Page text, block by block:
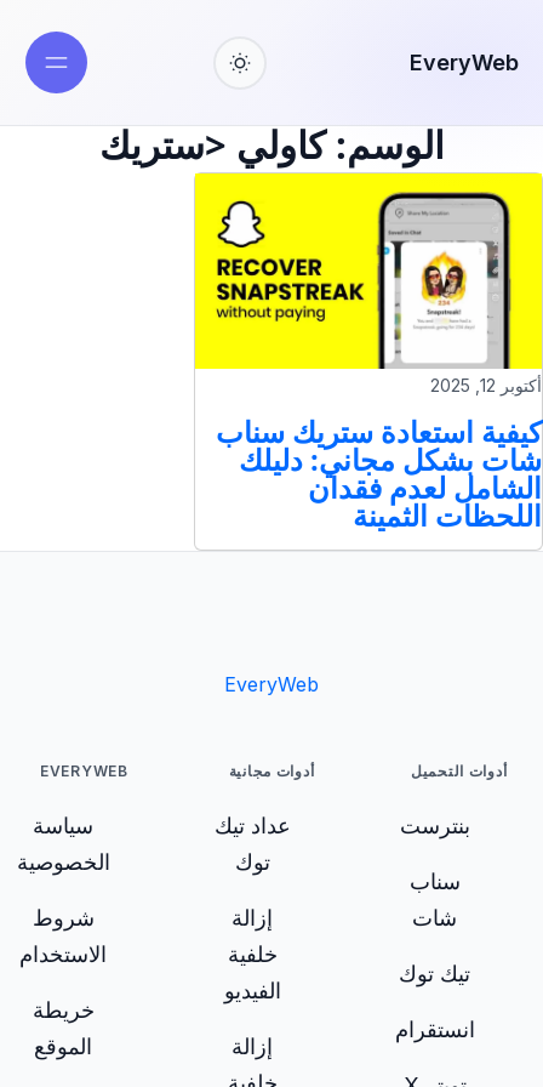
EveryWeb
الوسم:كاولي <ستريك
أكتوبر 12, 2025
كيفية استعادة ستريك سناب
شات بشكل مجاني: دليلك
الشامل لعدم فقدان
اللحظات الثمينة
EveryWeb
أدوات التحميل
بنترست
سناب
شات
تيك توك
انستقرام
أدوات مجانية
عداد تيك
توك
إزالة
خلفية
الفيديو
إزالة
EVERYWEB
سياسة
الخصوصية
شروط
الاستخدام
خريطة
الموقع